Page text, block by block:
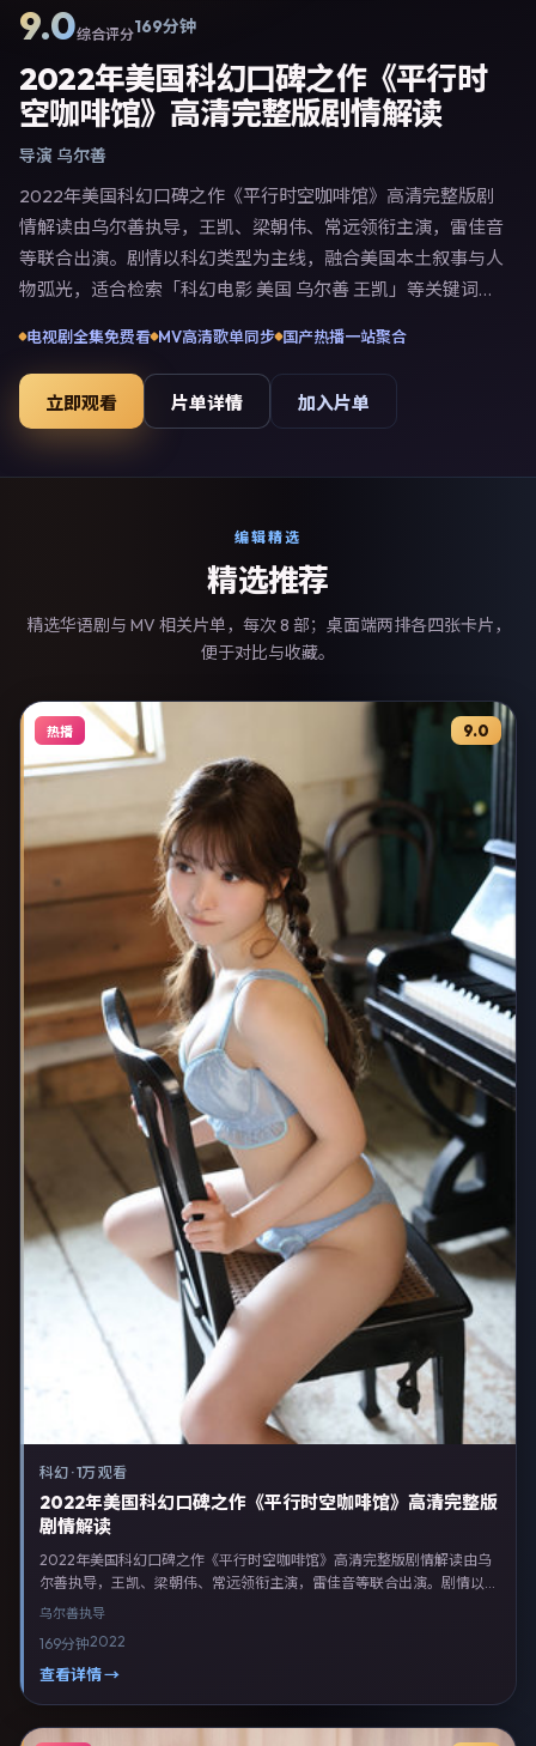
9.0综合评分169分钟
2022年美国科幻口碑之作《平行时
空咖啡馆》高清完整版剧情解读
导演 乌尔善
2022年美国科幻口碑之作《平行时空咖啡馆》高清完整版剧
情解读由乌尔善执导，王凯、梁朝伟、常远领衔主演，雷佳音
等联合出演。剧情以科幻类型为主线，融合美国本土叙事与人
物弧光，适合检索「科幻电影 美国 乌尔善 王凯」等关键词的
清与多语言字幕。影片在节奏、摄影与配乐上强调沉浸体验，
可作为片单推荐、影评长文与专题策划的引用素材。
电视剧全集免费看 MV高清歌单同步 国产热播一站聚合
立即观看 片单详情 加入片单
编辑精选
精选推荐
精选华语剧与 MV 相关片单，每次 8 部；桌面端两排各四张卡片，
便于对比与收藏。
热播 9.0
科幻 ·1万 观看
2022年美国科幻口碑之作《平行时空咖啡馆》高清完整版
剧情解读
2022年美国科幻口碑之作《平行时空咖啡馆》高清完整版剧情解读由乌
尔善执导，王凯、梁朝伟、常远领衔主演，雷佳音等联合出演。剧情以科
幻类型为主线，融合美国本土叙事与人物弧光，适合检索「科幻电影 美
台首播，支持高清与多语言字幕。影片在节奏、摄影与配乐上强调沉浸体
验，可作为片单推荐、影评长文与专题策划的引用素材。
乌尔善执导
169分钟2022
查看详情 →